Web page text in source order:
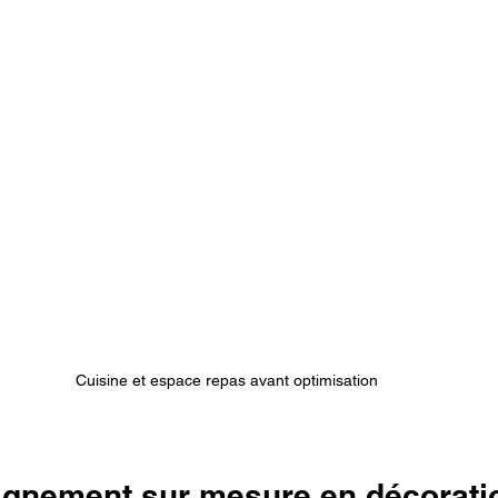
Cuisine et espace repas avant optimisation